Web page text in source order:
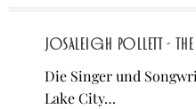
Josaleigh Pollett - The
Die Singer und
Lake City…